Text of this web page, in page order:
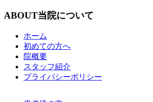
ABOUT当院について
ホーム
初めての方へ
院概要
スタッフ紹介
プライバシーポリシー